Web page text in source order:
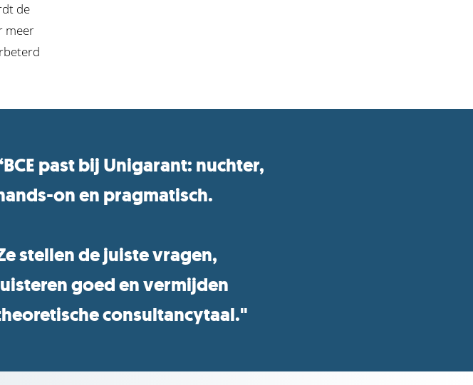
de
meer
past bij Unigarant: nuchter,
on en pragmatisch.
stellen de juiste vragen,
goed en vermijden
consultancytaal."